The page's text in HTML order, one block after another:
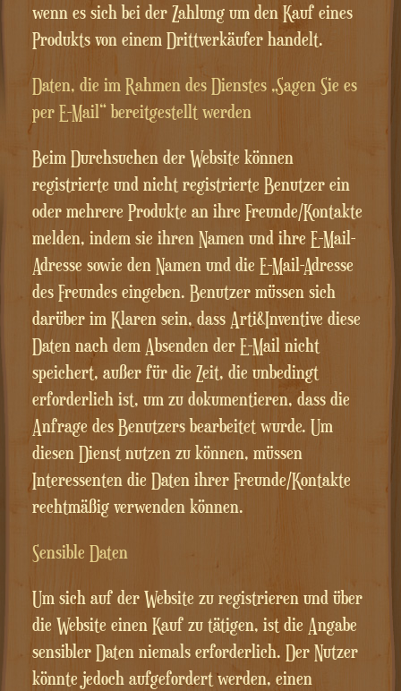
wenn es sich bei der Zahlung um den Kauf eines
Produkts von einem Drittverkäufer handelt.
Daten, die im Rahmen des Dienstes „Sagen Sie es
per E-Mail“ bereitgestellt werden
Beim Durchsuchen der Website können
registrierte und nicht registrierte Benutzer ein
oder mehrere Produkte an ihre Freunde/Kontakte
melden, indem sie ihren Namen und ihre E-Mail-
Adresse sowie den Namen und die E-Mail-Adresse
des Freundes eingeben. Benutzer müssen sich
darüber im Klaren sein, dass Arti&Inventive diese
Daten nach dem Absenden der E-Mail nicht
speichert, außer für die Zeit, die unbedingt
erforderlich ist, um zu dokumentieren, dass die
Anfrage des Benutzers bearbeitet wurde. Um
diesen Dienst nutzen zu können, müssen
Interessenten die Daten ihrer Freunde/Kontakte
rechtmäßig verwenden können.
Sensible Daten
Um sich auf der Website zu registrieren und über
die Website einen Kauf zu tätigen, ist die Angabe
sensibler Daten niemals erforderlich. Der Nutzer
könnte jedoch aufgefordert werden, einen